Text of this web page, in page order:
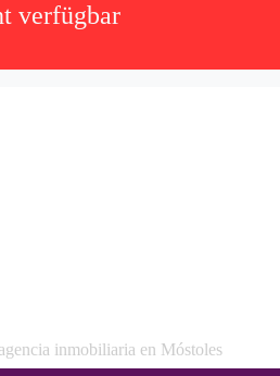
verfügbar
inmobiliaria en Móstoles